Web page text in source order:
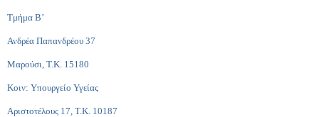
Τμήμα Β’
Ανδρέα Παπανδρέου 37
Μαρούσι, Τ.Κ. 15180
Κοιν: Υπουργείο Υγείας
Αριστοτέλους 17, Τ.Κ. 10187